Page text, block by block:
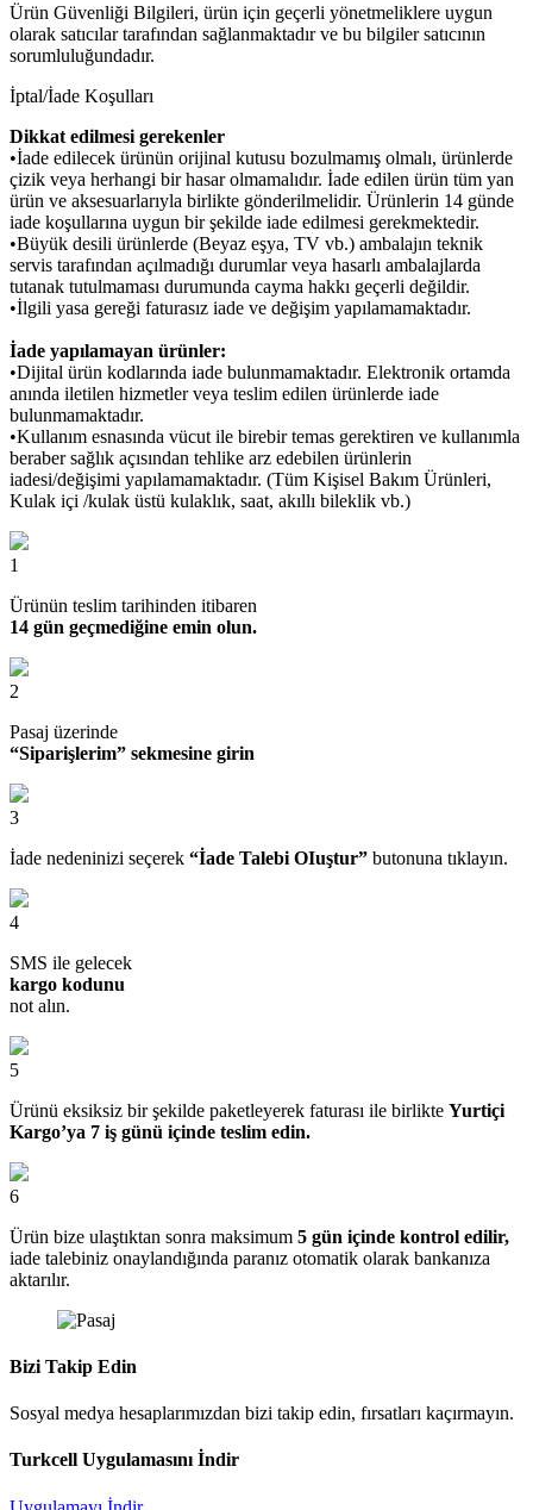
Ürün Güvenliği Bilgileri, ürün için geçerli yönetmeliklere uygun
olarak satıcılar tarafından sağlanmaktadır ve bu bilgiler satıcının
sorumluluğundadır.
İptal/İade Koşulları
Dikkat edilmesi gerekenler
•İade edilecek ürünün orijinal kutusu bozulmamış olmalı, ürünlerde
çizik veya herhangi bir hasar olmamalıdır. İade edilen ürün tüm yan
ürün ve aksesuarlarıyla birlikte gönderilmelidir. Ürünlerin 14 günde
iade koşullarına uygun bir şekilde iade edilmesi gerekmektedir.
•Büyük desili ürünlerde (Beyaz eşya, TV vb.) ambalajın teknik
servis tarafından açılmadığı durumlar veya hasarlı ambalajlarda
tutanak tutulmaması durumunda cayma hakkı geçerli değildir.
•İlgili yasa gereği faturasız iade ve değişim yapılamamaktadır.
İade yapılamayan ürünler:
•Dijital ürün kodlarında iade bulunmamaktadır. Elektronik ortamda
anında iletilen hizmetler veya teslim edilen ürünlerde iade
bulunmamaktadır.
•Kullanım esnasında vücut ile birebir temas gerektiren ve kullanımla
beraber sağlık açısından tehlike arz edebilen ürünlerin
iadesi/değişimi yapılamamaktadır. (Tüm Kişisel Bakım Ürünleri,
Kulak içi /kulak üstü kulaklık, saat, akıllı bileklik vb.)
1
Ürünün teslim tarihinden itibaren
14 gün geçmediğine emin olun.
2
Pasaj üzerinde
“Siparişlerim” sekmesine girin
3
İade nedeninizi seçerek “İade Talebi OIuştur” butonuna tıklayın.
4
SMS ile gelecek
kargo kodunu
not alın.
5
Ürünü eksiksiz bir şekilde paketleyerek faturası ile birlikte Yurtiçi
Kargo’ya 7 iş günü içinde teslim edin.
6
Ürün bize ulaştıktan sonra maksimum 5 gün içinde kontrol edilir,
iade talebiniz onaylandığında paranız otomatik olarak bankanıza
aktarılır.
Bizi Takip Edin
Sosyal medya hesaplarımızdan bizi takip edin, fırsatları kaçırmayın.
Turkcell Uygulamasını İndir